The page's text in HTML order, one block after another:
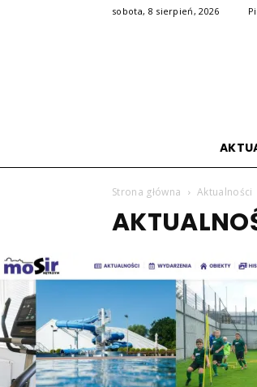
sobota, 8 sierpień, 2026
Strona główna Aktualności